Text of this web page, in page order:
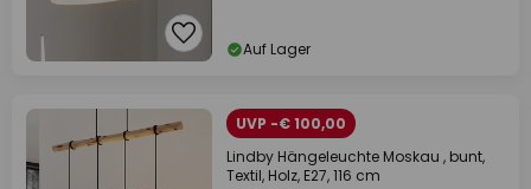
Auf Lager
UVP -€ 100,00
Lindby Hängeleuchte Moskau , bunt,
Textil, Holz, E27, 116 cm